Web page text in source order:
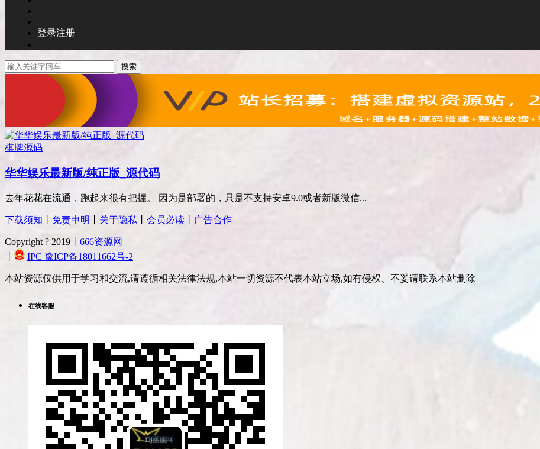
登录注册
搜索
棋牌源码
华华娱乐最新版/纯正版_源代码
去年花花在流通，跑起来很有把握。 因为是部署的，只是不支持安卓9.0或者新版微信...
下载须知 免责申明 关于隐私 会员必读 广告合作
Copyright ? 2019丨 666资源网
IPC 豫ICP备18011662号-2
本站资源仅供用于学习和交流,请遵循相关法律法规,本站一切资源不代表本站立场,如有侵权、不妥请联系本站删除
在线客服